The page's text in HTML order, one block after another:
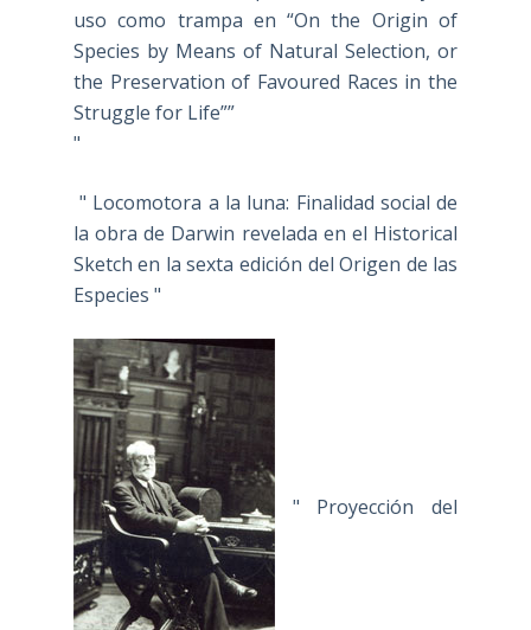
uso como trampa en “On the Origin of
Species by Means of Natural Selection, or
the Preservation of Favoured Races in the
Struggle for Life””
"
" Locomotora a la luna: Finalidad social de
la obra de Darwin revelada en el Historical
Sketch en la sexta edición del Origen de las
Especies "
" Proyección del